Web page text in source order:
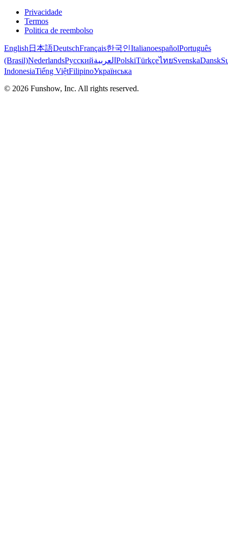
Privacidade
Termos
Politica de reembolso
English 日本語DeutschFrançais한국인ItalianoespañolPortuguês
(Brasil)NederlandsРусскийالعربية PolskiTürkçeไทยSvenskaDansk
IndonesiaTiếng ViệtFilipinoУкраїнська
© 2026 Funshow, Inc. All rights reserved.